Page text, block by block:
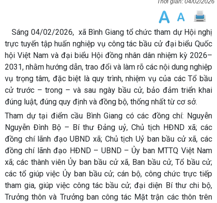
04/02/2026
Sáng 04/02/2026, xã Bình Giang tổ chức tham dự Hội nghị
trực tuyến tập huấn nghiệp vụ công tác bầu cử đại biểu Quốc
hội Việt Nam và đại biểu Hội đồng nhân dân nhiệm kỳ 2026–
2031, nhằm hướng dẫn, trao đổi và làm rõ các nội dung nghiệp
vụ trọng tâm, đặc biệt là quy trình, nhiệm vụ của các Tổ bầu
cử trước – trong – và sau ngày bầu cử, bảo đảm triển khai
đúng luật, đúng quy định và đồng bộ, thống nhất từ cơ sở.
Tham dự tại điểm cầu Bình Giang có các đồng chí: Nguyễn
Nguyễn Đình Bộ – Bí thư Đảng uỷ, Chủ tịch HĐND xã; các
đồng chí lãnh đạo UBND xã; Chủ tịch Uỷ ban bầu cử xã, các
đồng chí lãnh đạo HĐND – UBND – Ủy ban MTTQ Việt Nam
xã; các thành viên Ủy ban bầu cử xã, Ban bầu cử, Tổ bầu cử;
các tổ giúp việc Ủy ban bầu cử; cán bộ, công chức trực tiếp
tham gia, giúp việc công tác bầu cử; đại diện Bí thư chi bộ,
Trưởng thôn và Trưởng ban công tác Mặt trận các thôn trên